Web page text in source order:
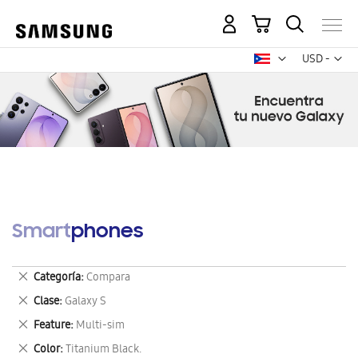
USD -
dólar
Mi carrito
Smartphones
Categoría Compara
Eliminar
este
artículo
Clase Galaxy S
Eliminar
este
artículo
Feature Multi-sim
Eliminar
este
Color Titanium Black.
Eliminar